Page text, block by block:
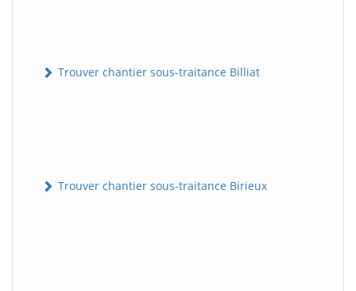
Trouver chantier sous-traitance Billiat
Trouver chantier sous-traitance Birieux